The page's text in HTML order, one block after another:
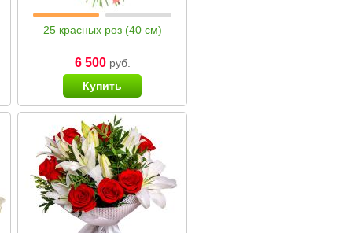
25 красных роз (40 см)
6 500руб.
Купить